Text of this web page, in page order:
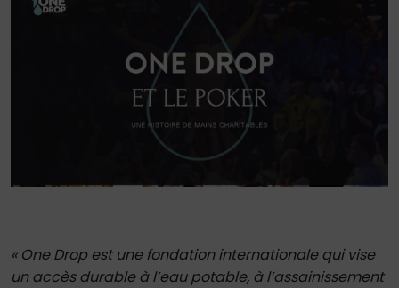
« One Drop est une fondation internationale qui vise
un accès durable à l’eau potable, à l’assainissement